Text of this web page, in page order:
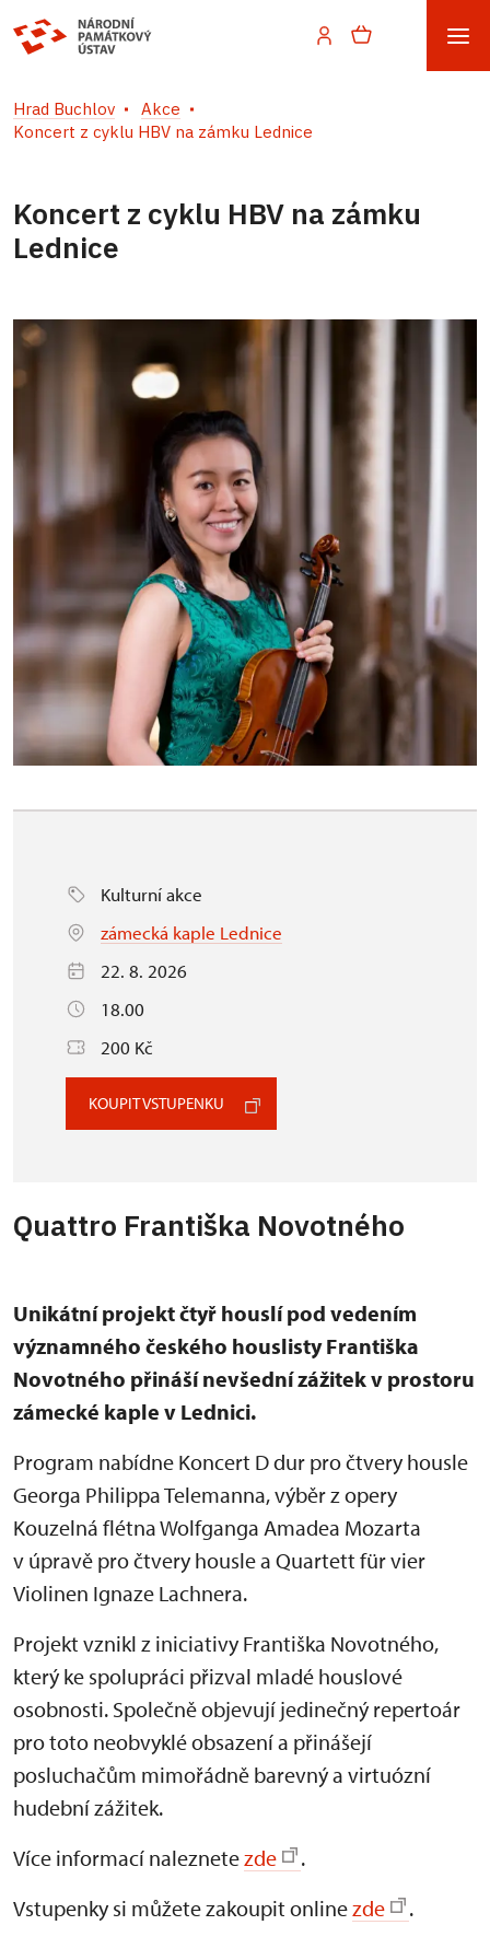
Hrad Buchlov
Akce
Koncert z cyklu HBV na zámku Lednice
Koncert z cyklu HBV na zámku
Lednice
Kulturní akce
zámecká kaple Lednice
22. 8. 2026
18.00
200 Kč
KOUPIT VSTUPENKU
Quattro Františka Novotného
Unikátní projekt čtyř houslí pod vedením
významného českého houslisty Františka
Novotného přináší nevšední zážitek v prostoru
zámecké kaple v Lednici.
Program nabídne Koncert D dur pro čtvery housle
Georga Philippa Telemanna, výběr z opery
Kouzelná flétna Wolfganga Amadea Mozarta
v úpravě pro čtvery housle a Quartett für vier
Violinen Ignaze Lachnera.
Projekt vznikl z iniciativy Františka Novotného,
který ke spolupráci přizval mladé houslové
osobnosti. Společně objevují jedinečný repertoár
pro toto neobvyklé obsazení a přinášejí
posluchačům mimořádně barevný a virtuózní
hudební zážitek.
Více informací naleznetezde
.
Vstupenky si můžete zakoupit onlinezde .